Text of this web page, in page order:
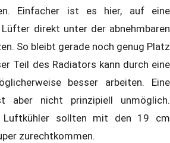
Einfacher ist es hier, auf eine
direkt unter der abnehmbaren
So bleibt gerade noch genug Platz
Teil des Radiators kann durch eine
besser arbeiten. Eine
aber nicht prinzipiell unmöglich.
Luftkühler sollten mit den 19 cm
zurechtkommen.